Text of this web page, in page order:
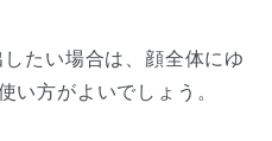
たい場合は、顔全体にゆ
い方がよいでしょう。